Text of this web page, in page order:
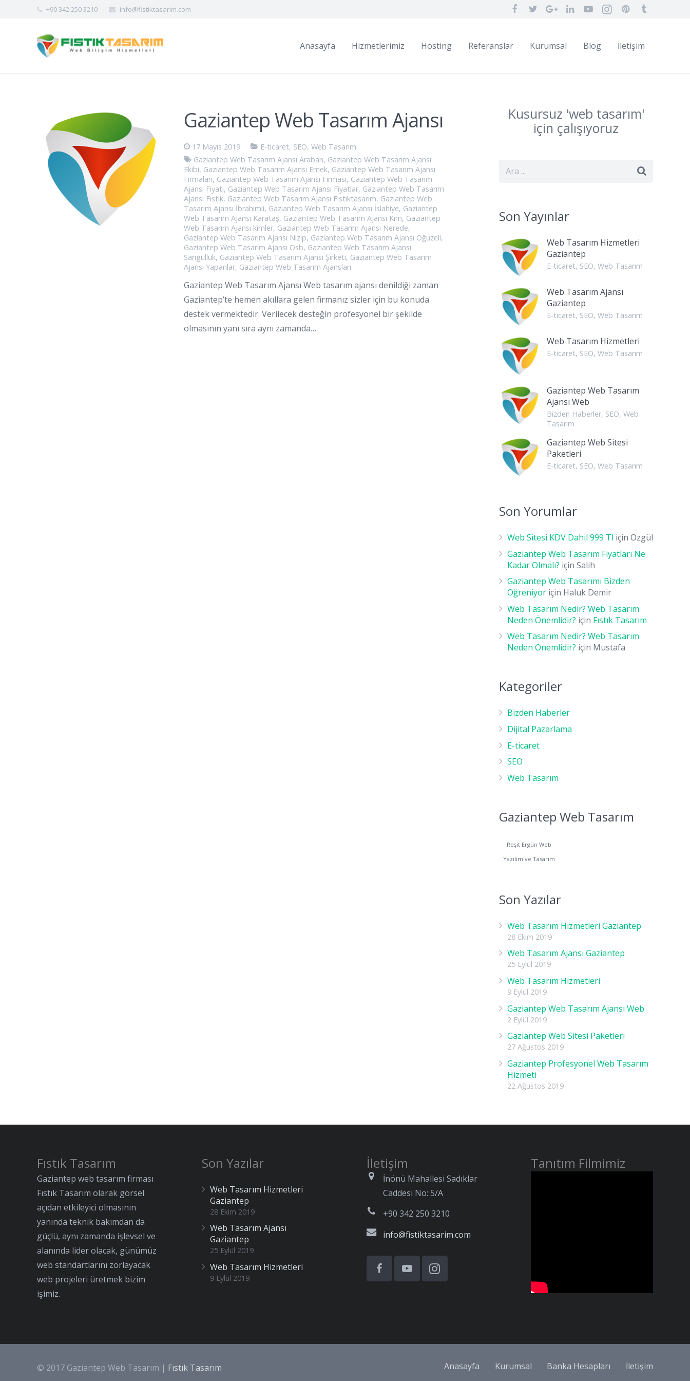
+90 342 250 3210 info@fistiktasarim.com
Anasayfa Hizmetlerimiz Hosting Referanslar Kurumsal Blog İletişim
Gaziantep Web Tasarım Ajansı
17 Mayıs 2019 E-ticaret, SEO,Web Tasarım
Gaziantep Web Tasarım Ajansı Araban, Gaziantep Web Tasarım Ajansı
Ekibi, Gaziantep Web Tasarım Ajansı Emek, Gaziantep Web Tasarım Ajansı
Firmaları, Gaziantep Web Tasarım Ajansı Firması, Gaziantep Web Tasarım
Ajansı Fiyatı, Gaziantep Web Tasarım Ajansı Fiyatlar, Gaziantep Web Tasarım
Ajansı Fıstık, Gaziantep Web Tasarım Ajansı Fıstıktasarım, Gaziantep Web
Tasarım Ajansı İbrahimli, Gaziantep Web Tasarım Ajansı İslahiye, Gaziantep
Web Tasarım Ajansı Karataş, Gaziantep Web Tasarım Ajansı Kim, Gaziantep
Web Tasarım Ajansı kimler, Gaziantep Web Tasarım Ajansı Nerede,
Gaziantep Web Tasarım Ajansı Nizip, Gaziantep Web Tasarım Ajansı Oğuzeli,
Gaziantep Web Tasarım Ajansı Osb, Gaziantep Web Tasarım Ajansı
Sarıgüllük, Gaziantep Web Tasarım Ajansı Şirketi, Gaziantep Web Tasarım
Ajansı Yapanlar, Gaziantep Web Tasarım Ajansları
Gaziantep Web Tasarım Ajansı Web tasarım ajansı denildiği zaman
Gaziantep’te hemen akıllara gelen firmanız sizler için bu konuda
destek vermektedir. Verilecek desteğin profesyonel bir şekilde
olmasının yanı sıra aynı zamanda…
Kusursuz 'web tasarım'
için çalışıyoruz
Son Yayınlar
Web Tasarım Hizmetleri
Gaziantep
E-ticaret, SEO, Web Tasarım
Web Tasarım Ajansı
Gaziantep
E-ticaret, SEO, Web Tasarım
Web Tasarım Hizmetleri
E-ticaret, SEO, Web Tasarım
Gaziantep Web Tasarım
Ajansı Web
Bizden Haberler, SEO, Web
Tasarım
Gaziantep Web Sitesi
Paketleri
E-ticaret, SEO, Web Tasarım
Son Yorumlar
Web Sitesi KDV Dahil 999 Tl için Özgül
Gaziantep Web Tasarım Fiyatları Ne
Kadar Olmalı? için Salih
Gaziantep Web Tasarımı Bizden
Öğreniyor için Haluk Demir
Web Tasarım Nedir? Web Tasarım
Neden Önemlidir? için Fıstık Tasarım
Web Tasarım Nedir? Web Tasarım
Neden Önemlidir? için Mustafa
Kategoriler
Bizden Haberler
Dijital Pazarlama
E-ticaret
SEO
Web Tasarım
Gaziantep Web Tasarım
Reşit Ergün Web
Yazılım ve Tasarım
Son Yazılar
Web Tasarım Hizmetleri Gaziantep
28 Ekim 2019
Web Tasarım Ajansı Gaziantep
25 Eylül 2019
Web Tasarım Hizmetleri
9 Eylül 2019
Gaziantep Web Tasarım Ajansı Web
2 Eylül 2019
Gaziantep Web Sitesi Paketleri
27 Ağustos 2019
Gaziantep Profesyonel Web Tasarım
Hizmeti
22 Ağustos 2019
Fıstık Tasarım
Gaziantep web tasarım firması
Fıstık Tasarım olarak görsel
açıdan etkileyici olmasının
yanında teknik bakımdan da
güçlü, aynı zamanda işlevsel ve
alanında lider olacak, günümüz
web standartlarını zorlayacak
web projeleri üretmek bizim
işimiz.
Son Yazılar
Web Tasarım Hizmetleri
Gaziantep
28 Ekim 2019
Web Tasarım Ajansı
Gaziantep
25 Eylül 2019
Web Tasarım Hizmetleri
9 Eylül 2019
İletişim
İnönü Mahallesi Sadıklar
Caddesi No: 5/A
+90 342 250 3210
info@fistiktasarim.com
Tanıtım Filmimiz
© 2017 Gaziantep Web Tasarım | Fıstık Tasarım Anasayfa Kurumsal Banka Hesapları İletişim